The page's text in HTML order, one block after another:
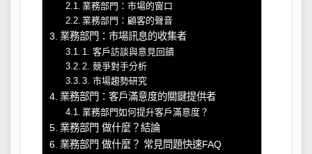
業務部門：市場的窗口
業務部門：顧客的聲音
業務部門：市場訊息的收集者
1. 客戶訪談與意見回饋
2. 競爭對手分析
3. 市場趨勢研究
業務部門：客戶滿意度的關鍵提供者
業務部門如何提升客戶滿意度？
業務部門 做什麼？結論
業務部門 做什麼？ 常見問題快速FAQ